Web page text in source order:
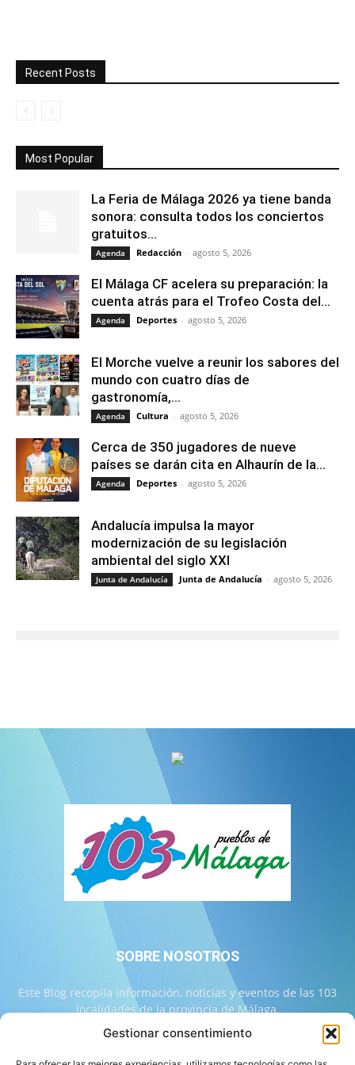
Gestionar consentimiento
Recent Posts
Most Popular
La Feria de Málaga 2026 ya tiene banda
sonora: consulta todos los conciertos
gratuitos...
Agenda Redacción - agosto 5, 2026
El Málaga CF acelera su preparación: la
cuenta atrás para el Trofeo Costa del...
Agenda Deportes - agosto 5, 2026
El Morche vuelve a reunir los sabores del
mundo con cuatro días de
gastronomía,...
Agenda Cultura - agosto 5, 2026
Cerca de 350 jugadores de nueve
países se darán cita en Alhaurín de la...
Agenda Deportes - agosto 5, 2026
Andalucía impulsa la mayor
modernización de su legislación
ambiental del siglo XXI
Junta de Andalucía Junta de Andalucía - agosto 5, 2026
SOBRE NOSOTROS
Este Blog recopila información, noticias y eventos de las 103
localidades de la provincia de Málaga.
Contáctanos: info@103malaga.com